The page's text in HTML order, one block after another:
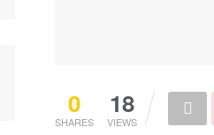
0
SHARES
18
VIEWS